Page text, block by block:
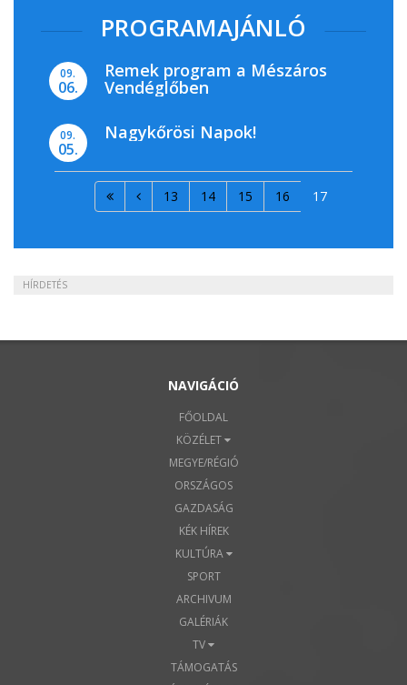
PROGRAMAJÁNLÓ
09.
06.
Remek program a Mészáros
Vendéglőben
09.
05.
Nagykőrösi Napok!
13 14 15 16 17
HÍRDETÉS
NAVIGÁCIÓ
FŐOLDAL
KÖZÉLET
MEGYE/RÉGIÓ
ORSZÁGOS
GAZDASÁG
KÉK HÍREK
KULTÚRA
SPORT
ARCHIVUM
GALÉRIÁK
TV
TÁMOGATÁS